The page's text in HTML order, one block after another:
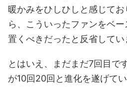
暖かみをひしひしと感じて
ら、こういったファンをベ
置くべきだったと反省してい
とはいえ、まだまだ7回目で
が10回20回と進化を遂げて